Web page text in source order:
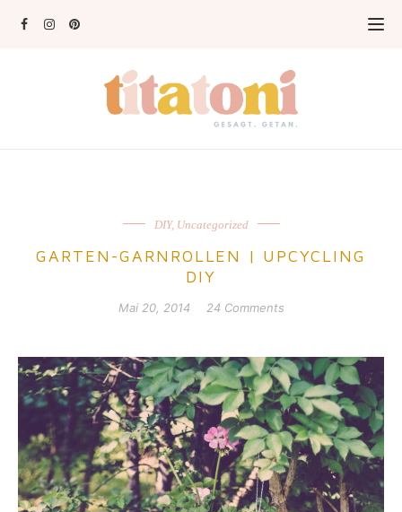
DIY, Uncategorized
GARTEN-GARNROLLEN | UPCYCLING
DIY
Mai 20, 2014 24 Comments